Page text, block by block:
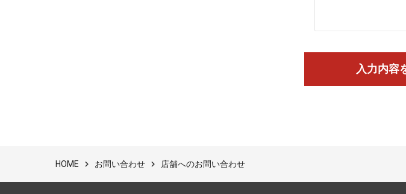
HOME お問い合わせ 店舗へのお問い合わせ